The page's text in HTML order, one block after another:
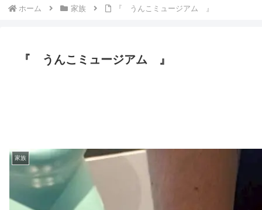
ホーム 家族 『 うんこミュージアム 』
『 うんこミュージアム 』
家族